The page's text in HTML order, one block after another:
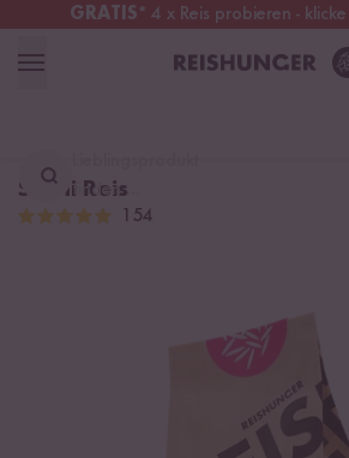
GRATIS* 4 x Reis probieren -
Österreich
finden ...
Sushi Reis
154